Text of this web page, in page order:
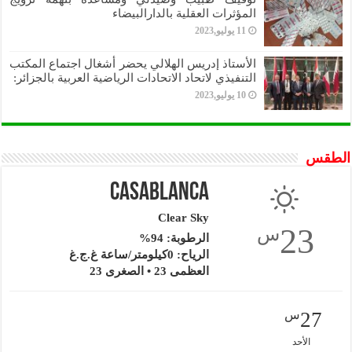
المؤثرات العقلية بالدارالبيضاء
11 يوليو,2023
الأستاذ إدريس الهلالي يحضر أشغال اجتماع المكتب
التنفيذي لاتحاد الاتحادات الرياضية العربية بالجزائر:
10 يوليو,2023
الطقس
23س
Casablanca
Clear Sky
الرطوبة: 94%
الرياح: 0كيلومتر/ساعة غ.ج.غ
العظمى 23 • الصغرى 23
27س
الأحد